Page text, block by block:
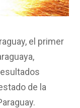
el primer
de la